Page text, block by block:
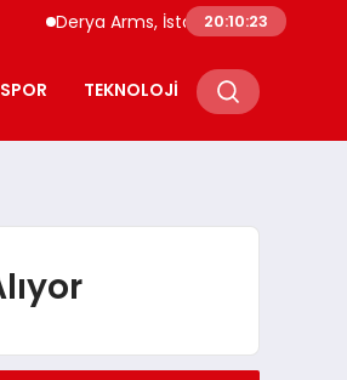
Derya Arms, İstanbul Prohunt 2026’da
20:10:24
SPOR TEKNOLOJI